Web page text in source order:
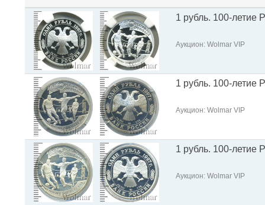
1 рубль. 100-
Аукцион: Wolmar VIP
1 рубль. 100-
Аукцион: Wolmar VIP
1 рубль. 100-
Аукцион: Wolmar VIP